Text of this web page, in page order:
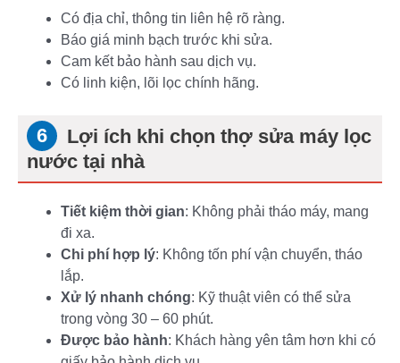
Có địa chỉ, thông tin liên hệ rõ ràng.
Báo giá minh bạch trước khi sửa.
Cam kết bảo hành sau dịch vụ.
Có linh kiện, lõi lọc chính hãng.
Lợi ích khi chọn thợ sửa máy lọc
nước tại nhà
Tiết kiệm thời gian: Không phải tháo máy, mang
đi xa.
Chi phí hợp lý: Không tốn phí vận chuyển, tháo
lắp.
Xử lý nhanh chóng: Kỹ thuật viên có thể sửa
trong vòng 30 – 60 phút.
Được bảo hành: Khách hàng yên tâm hơn khi có